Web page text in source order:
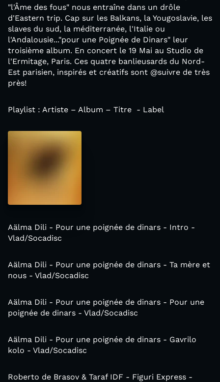
"l'Âme des fous" nous entraîne dans un drôle
d'Eastern trip. Cap sur les Balkans, la Yougoslavie, les
slaves du sud, la méditerranée, l'Italie ou
l'Andalousie..."pour une Poignée de Dinars" leur
troisième album. En concert le 19 Mai au Studio de
l'Ermitage, Paris. Ces quatre banlieusards du Nord-
Est parisien, inspirés et créatifs sont @suivre de très
près!
Playlist : Artiste – Album – Titre - Label
Aälma Dili - Pour une poignée de dinars - Intro -
Vlad/Socadisc
Aälma Dili - Pour une poignée de dinars - Ta mère et
nous - Vlad/Socadisc
Aälma Dili - Pour une poignée de dinars - Pour une
poignée de dinars - Vlad/Socadisc
Aälma Dili - Pour une poignée de dinars - Gavrilo
kolo - Vlad/Socadisc
Roberto de Brasov & Taraf IDF - Figuri Express -